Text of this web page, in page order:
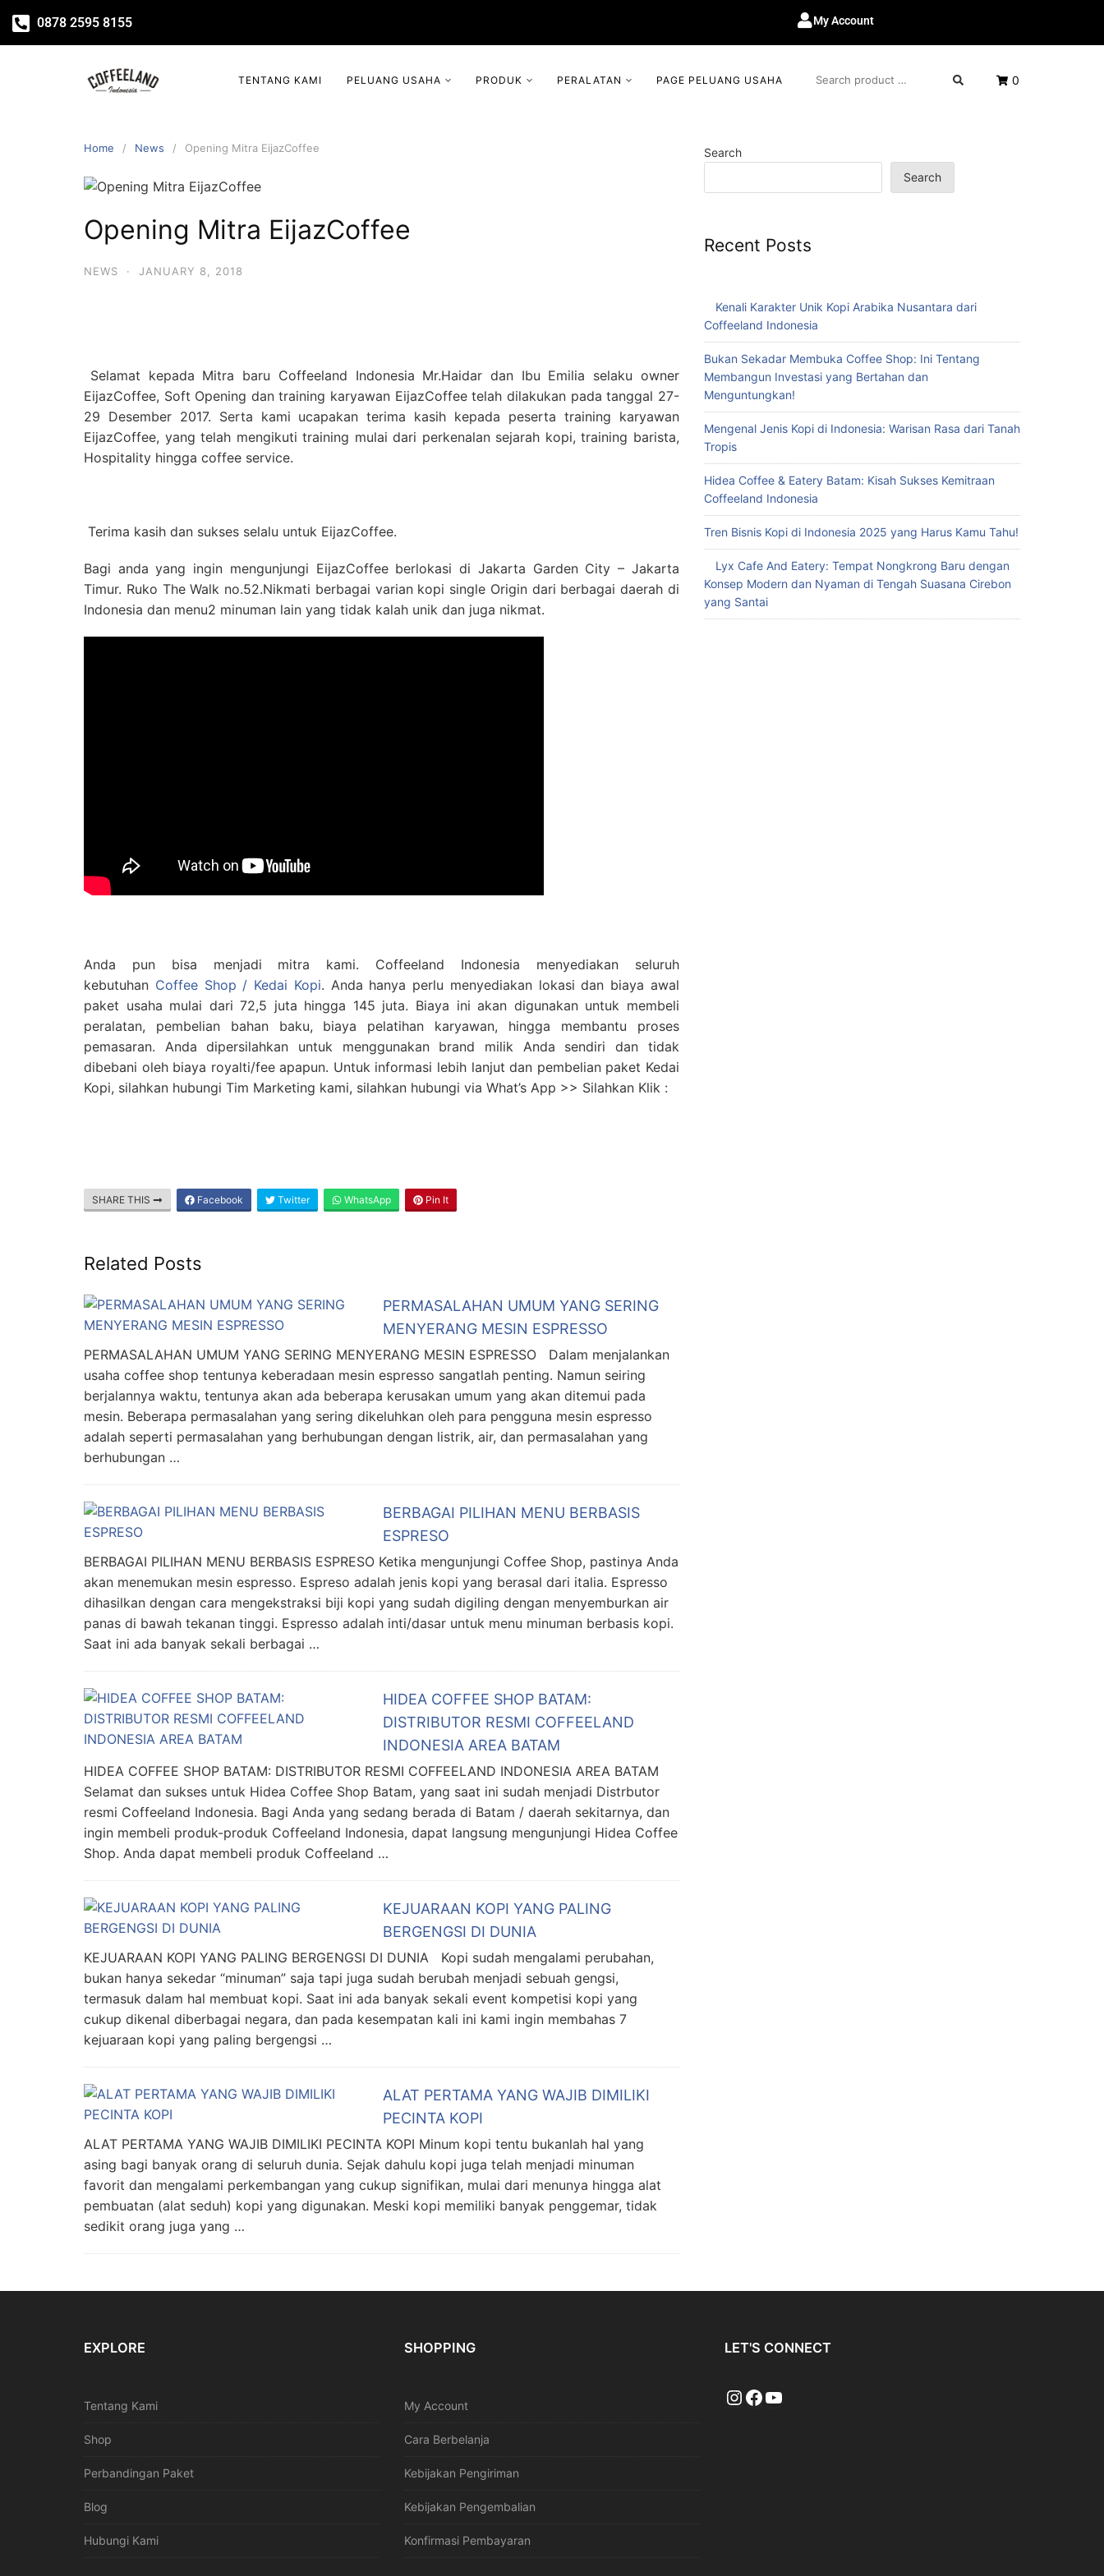
0878 2595 8155 My Account
0
TENTANG KAMI PELUANG USAHA PRODUK PERALATAN PAGE PELUANG USAHA
Home News Opening Mitra EijazCoffee
Opening Mitra EijazCoffee
NEWS · JANUARY 8, 2018
Selamat kepada Mitra baru Coffeeland Indonesia Mr.Haidar dan Ibu Emilia selaku owner
EijazCoffee, Soft Opening dan training karyawan EijazCoffee telah dilakukan pada tanggal 27-
29 Desember 2017. Serta kami ucapakan terima kasih kepada peserta training karyawan
EijazCoffee, yang telah mengikuti training mulai dari perkenalan sejarah kopi, training barista,
Hospitality hingga coffee service.
Terima kasih dan sukses selalu untuk EijazCoffee.
Bagi anda yang ingin mengunjungi EijazCoffee berlokasi di Jakarta Garden City – Jakarta
Timur. Ruko The Walk no.52.Nikmati berbagai varian kopi single Origin dari berbagai daerah di
Indonesia dan menu2 minuman lain yang tidak kalah unik dan juga nikmat.
Anda pun bisa menjadi mitra kami. Coffeeland Indonesia menyediakan seluruh
kebutuhan Coffee Shop / Kedai Kopi. Anda hanya perlu menyediakan lokasi dan biaya awal
paket usaha mulai dari 72,5 juta hingga 145 juta. Biaya ini akan digunakan untuk membeli
peralatan, pembelian bahan baku, biaya pelatihan karyawan, hingga membantu proses
pemasaran. Anda dipersilahkan untuk menggunakan brand milik Anda sendiri dan tidak
dibebani oleh biaya royalti/fee apapun. Untuk informasi lebih lanjut dan pembelian paket Kedai
Kopi, silahkan hubungi Tim Marketing kami, silahkan hubungi via What’s App >> Silahkan Klik :
SHARE THIS Facebook Twitter WhatsApp Pin It
Related Posts
PERMASALAHAN UMUM YANG SERING
MENYERANG MESIN ESPRESSO
PERMASALAHAN UMUM YANG SERING MENYERANG MESIN ESPRESSO Dalam menjalankan
usaha coffee shop tentunya keberadaan mesin espresso sangatlah penting. Namun seiring
berjalannya waktu, tentunya akan ada beberapa kerusakan umum yang akan ditemui pada
mesin. Beberapa permasalahan yang sering dikeluhkan oleh para pengguna mesin espresso
adalah seperti permasalahan yang berhubungan dengan listrik, air, dan permasalahan yang
berhubungan …
BERBAGAI PILIHAN MENU BERBASIS
ESPRESO
BERBAGAI PILIHAN MENU BERBASIS ESPRESO Ketika mengunjungi Coffee Shop, pastinya Anda
akan menemukan mesin espresso. Espreso adalah jenis kopi yang berasal dari italia. Espresso
dihasilkan dengan cara mengekstraksi biji kopi yang sudah digiling dengan menyemburkan air
panas di bawah tekanan tinggi. Espresso adalah inti/dasar untuk menu minuman berbasis kopi.
Saat ini ada banyak sekali berbagai …
HIDEA COFFEE SHOP BATAM:
DISTRIBUTOR RESMI COFFEELAND
INDONESIA AREA BATAM
HIDEA COFFEE SHOP BATAM: DISTRIBUTOR RESMI COFFEELAND INDONESIA AREA BATAM
Selamat dan sukses untuk Hidea Coffee Shop Batam, yang saat ini sudah menjadi Distrbutor
resmi Coffeeland Indonesia. Bagi Anda yang sedang berada di Batam / daerah sekitarnya, dan
ingin membeli produk-produk Coffeeland Indonesia, dapat langsung mengunjungi Hidea Coffee
Shop. Anda dapat membeli produk Coffeeland …
KEJUARAAN KOPI YANG PALING
BERGENGSI DI DUNIA
KEJUARAAN KOPI YANG PALING BERGENGSI DI DUNIA Kopi sudah mengalami perubahan,
bukan hanya sekedar “minuman” saja tapi juga sudah berubah menjadi sebuah gengsi,
termasuk dalam hal membuat kopi. Saat ini ada banyak sekali event kompetisi kopi yang
cukup dikenal diberbagai negara, dan pada kesempatan kali ini kami ingin membahas 7
kejuaraan kopi yang paling bergengsi …
ALAT PERTAMA YANG WAJIB DIMILIKI
PECINTA KOPI
ALAT PERTAMA YANG WAJIB DIMILIKI PECINTA KOPI Minum kopi tentu bukanlah hal yang
asing bagi banyak orang di seluruh dunia. Sejak dahulu kopi juga telah menjadi minuman
favorit dan mengalami perkembangan yang cukup signifikan, mulai dari menunya hingga alat
pembuatan (alat seduh) kopi yang digunakan. Meski kopi memiliki banyak penggemar, tidak
sedikit orang juga yang …
Search
Search
Recent Posts
Kenali Karakter Unik Kopi Arabika Nusantara dari
Coffeeland Indonesia
Bukan Sekadar Membuka Coffee Shop: Ini Tentang
Membangun Investasi yang Bertahan dan
Menguntungkan!
Mengenal Jenis Kopi di Indonesia: Warisan Rasa dari Tanah
Tropis
Hidea Coffee & Eatery Batam: Kisah Sukses Kemitraan
Coffeeland Indonesia
Tren Bisnis Kopi di Indonesia 2025 yang Harus Kamu Tahu!
Lyx Cafe And Eatery: Tempat Nongkrong Baru dengan
Konsep Modern dan Nyaman di Tengah Suasana Cirebon
yang Santai
EXPLORE
Tentang Kami
Shop
Perbandingan Paket
Blog
Hubungi Kami
SHOPPING
My Account
Cara Berbelanja
Kebijakan Pengiriman
Kebijakan Pengembalian
Konfirmasi Pembayaran
LET'S CONNECT